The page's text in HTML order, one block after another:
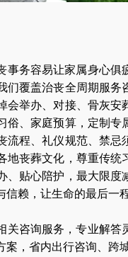
事务容易让家属身心
们覆盖治丧全周期服务
会举办、对接、骨灰
俗、家庭预算，定制
流程、礼仪规范、禁
地丧葬文化，尊重传统
、贴心陪护，最大限
赖，让生命的最后一
关咨询服务，专业解答
，省内出行咨询、跨